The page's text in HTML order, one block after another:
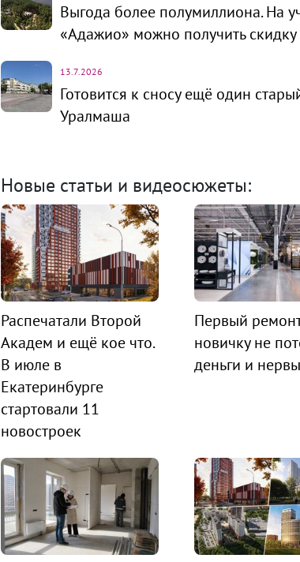
Выгода более полумиллиона. На
«Адажио» можно получить скидку
13.7.2026
Готовится к сносу ещё один
Уралмаша
Новые статьи и видеосюжеты:
Распечатали Второй
Академ и ещё кое что.
В июле в
Екатеринбурге
стартовали 11
новостроек
Первый
новичку не
деньги и нервы